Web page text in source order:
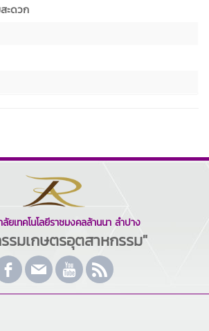
ะดวก
ลัยเทคโนโลยีราชมงคลล้านนา ลำปาง
รมเกษตรอุตสาหกรรม"